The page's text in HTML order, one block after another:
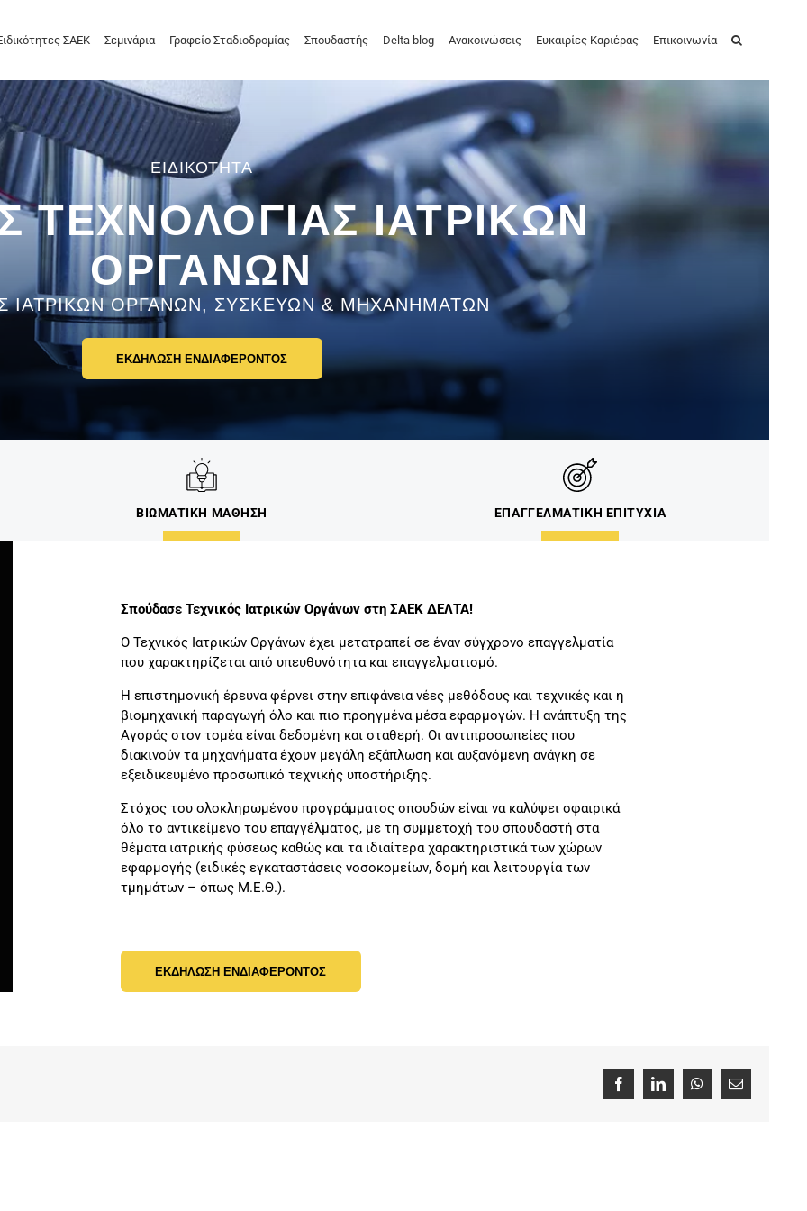
ΣΑΕΚ Σεμινάρια Γραφείο Σταδιοδρομίας Σπουδαστής Delta blog Ανακοινώσεις Ευκαιρίες Καριέρας Επικοινωνία
ΤΕΧΝΟΛΟΓΊΑΣ ΙΑΤΡΙΚΏΝ
ΟΡΓΆΝΩΝ
ΙΑΤΡΙΚΏΝ ΟΡΓΆΝΩΝ, ΣΥΣΚΕΥΏΝ & ΜΗΧΑΝΗΜΆΤΩΝ
ΕΚΔΗΛΩΣΗ ΕΝΔΙΑΦΕΡΟΝΤΟΣ
ΒΙΩΜΑΤΙΚΗ ΜΑΘΗΣΗ ΕΠΑΓΓΕΛΜΑΤΙΚΗ ΕΠΙΤΥΧΙΑ
Σπούδασε Τεχνικός Ιατρικών Οργάνων στη ΣΑΕΚ ΔΕΛΤΑ!
Ο Τεχνικός Ιατρικών Οργάνων έχει μετατραπεί σε έναν σύγχρονο επαγγελματία
που χαρακτηρίζεται από υπευθυνότητα και επαγγελματισμό.
Η επιστημονική έρευνα φέρνει στην επιφάνεια νέες μεθόδους και τεχνικές και η
βιομηχανική παραγωγή όλο και πιο προηγμένα μέσα εφαρμογών. Η ανάπτυξη της
Αγοράς στον τομέα είναι δεδομένη και σταθερή. Οι αντιπροσωπείες που
διακινούν τα μηχανήματα έχουν μεγάλη εξάπλωση και αυξανόμενη ανάγκη σε
εξειδικευμένο προσωπικό τεχνικής υποστήριξης.
Στόχος του ολοκληρωμένου προγράμματος σπουδών είναι να καλύψει σφαιρικά
όλο το αντικείμενο του επαγγέλματος, με τη συμμετοχή του σπουδαστή στα
θέματα ιατρικής φύσεως καθώς και τα ιδιαίτερα χαρακτηριστικά των χώρων
εφαρμογής (ειδικές εγκαταστάσεις νοσοκομείων, δομή και λειτουργία των
τμημάτων – όπως Μ.Ε.Θ.).
ΕΚΔΗΛΩΣΗ ΕΝΔΙΑΦΕΡΟΝΤΟΣ
FacebookLinkedInWhatsApp
Email